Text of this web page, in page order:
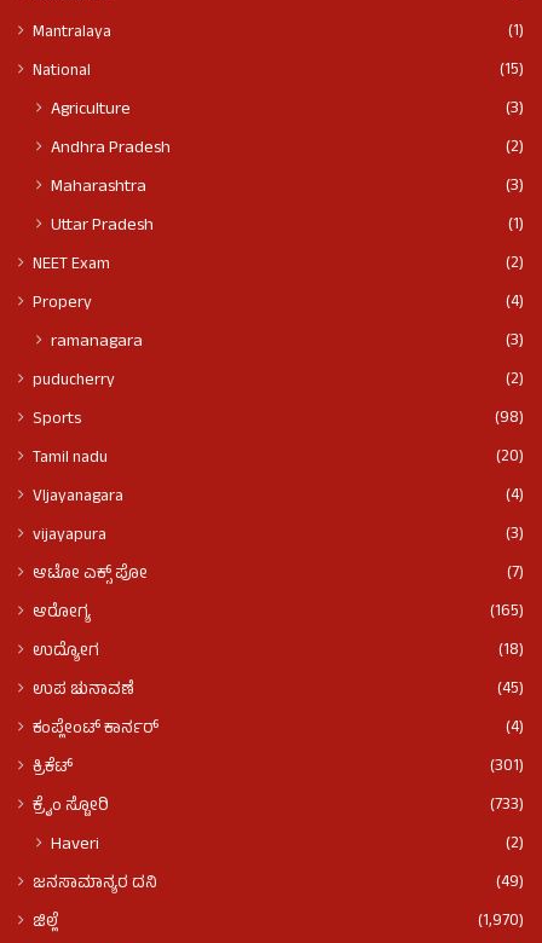
Mantralaya
(1)
National
(15)
Agriculture
(3)
Andhra Pradesh
(2)
Maharashtra
(3)
Uttar Pradesh
(1)
NEET Exam
(2)
Propery
(4)
ramanagara (3)
puducherry
(2)
Sports
(98)
Tamil nadu
(20)
VIjayanagara
(4)
vijayapura
(3)
ಆಟೋ ಎಕ್ಸ್ ಪೋ
(7)
ಆರೋಗ್ಯ
(165)
ಉದ್ಯೋಗ
(18)
ಉಪ ಚುನಾವಣೆ
(45)
ಕಂಪ್ಲೇಂಟ್ ಕಾರ್ನರ್
(4)
ಕ್ರಿಕೆಟ್
(301)
ಕ್ರೈಂ ಸ್ಟೋರಿ
(733)
Haveri (2)
ಜನಸಾಮಾನ್ಯರ ದನಿ
(49)
ಜಿಲ್ಲೆ
(1,970)